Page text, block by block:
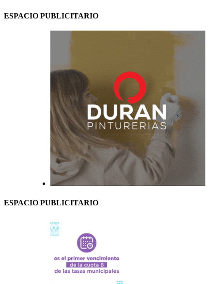
ESPACIO PUBLICITARIO
ESPACIO PUBLICITARIO